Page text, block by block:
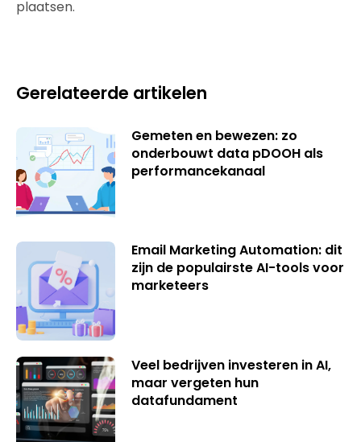
plaatsen.
Gerelateerde artikelen
Gemeten en bewezen: zo
onderbouwt data pDOOH als
performancekanaal
Email Marketing Automation: dit
zijn de populairste AI-tools voor
marketeers
Veel bedrijven investeren in AI,
maar vergeten hun
datafundament